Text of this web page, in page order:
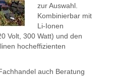
zur Auswahl.
Kombinierbar mit
Li-Ionen
Volt, 300 Watt) und den
hocheffizienten
auch Beratung